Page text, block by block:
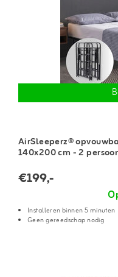
AirSleeperz®
140x200 cm - 2
€199,-
Installeren binnen 5 minuten
Geen gereedschap nodig